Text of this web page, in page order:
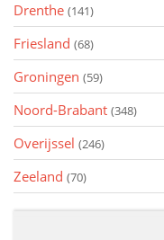
Drenthe (141)
Friesland (68)
Groningen (59)
Noord-Brabant (348)
Overijssel (246)
Zeeland (70)